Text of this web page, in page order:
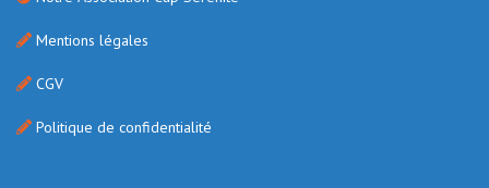
Mentions légales
CGV
Politique de confidentialité